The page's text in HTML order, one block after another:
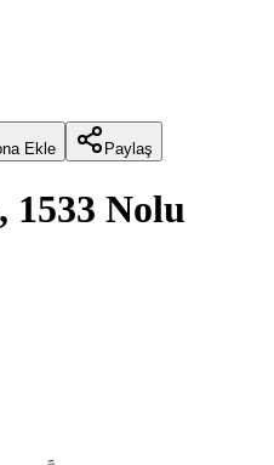
Ekle Paylaş
1533 Nolu